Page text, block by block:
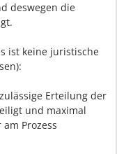
deswegen die
ist keine juristische
Erteilung der
und maximal
Prozess